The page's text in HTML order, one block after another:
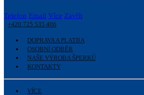
Telefon Email Více Zavřít
+420 725 535 406
DOPRAVA A PLATBA
OSOBNÍ ODBĚR
NAŠE VÝROBA ŠPERKŮ
KONTAKTY
VÍCE